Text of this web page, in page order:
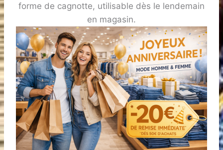
forme de cagnotte, utilisable dès le lendemain
en magasin.